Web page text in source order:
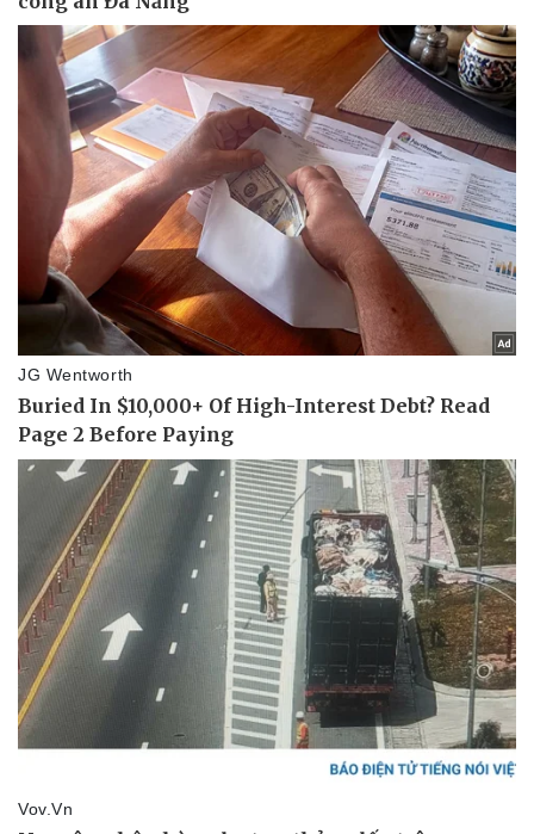
Pháp luật
Vụ án
Tin nóng
Tư vấn luật
Quân sự - Quốc phòng
Vũ khí
Việt Nam
Phân tích